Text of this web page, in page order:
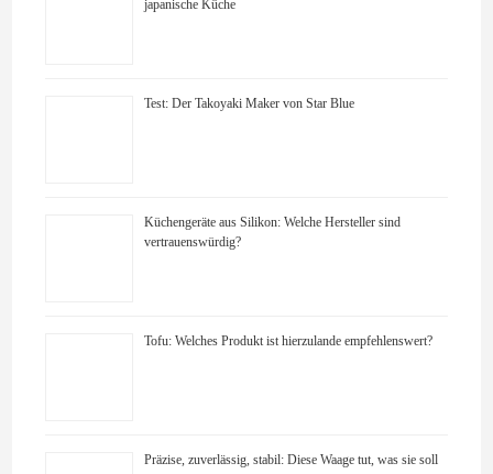
japanische Küche
Test: Der Takoyaki Maker von Star Blue
Küchengeräte aus Silikon: Welche Hersteller sind
vertrauenswürdig?
Tofu: Welches Produkt ist hierzulande empfehlenswert?
Präzise, zuverlässig, stabil: Diese Waage tut, was sie soll